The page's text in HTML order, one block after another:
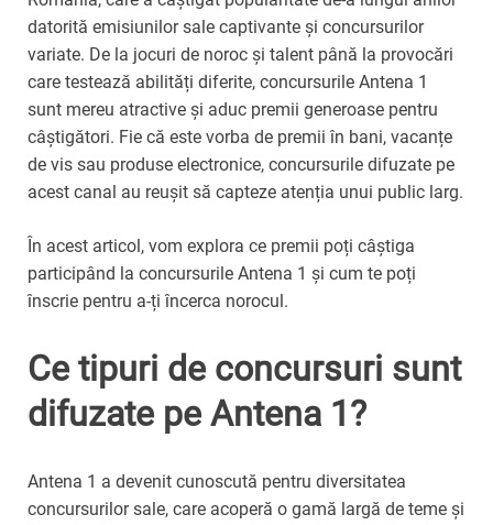
datorită emisiunilor sale captivante și concursurilor
variate. De la jocuri de noroc și talent până la provocări
care testează abilități diferite, concursurile Antena 1
sunt mereu atractive și aduc premii generoase pentru
câștigători. Fie că este vorba de premii în bani, vacanțe
de vis sau produse electronice, concursurile difuzate pe
acest canal au reușit să capteze atenția unui public larg.
În acest articol, vom explora ce premii poți câștiga
participând la concursurile Antena 1 și cum te poți
înscrie pentru a-ți încerca norocul.
Ce tipuri de concursuri sunt
difuzate pe Antena 1?
Antena 1 a devenit cunoscută pentru diversitatea
concursurilor sale, care acoperă o gamă largă de teme și